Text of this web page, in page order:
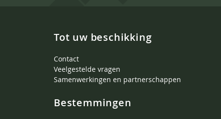
Tot uw beschikking
Contact
Veelgestelde vragen
Samenwerkingen en partnerschappen
Bestemmingen